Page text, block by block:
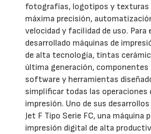
fotografías, logotipos y texturas
máxima precisión,
velocidad y facilidad de uso. Para
desarrollado máquinas de
de alta tecnología, tintas
última generación, componentes
software y herramientas
simplificar todas las operaciones
impresión. Uno de sus
Jet F Tipo Serie FC, una máquina
impresión digital de alta